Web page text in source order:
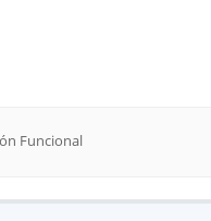
Funcional